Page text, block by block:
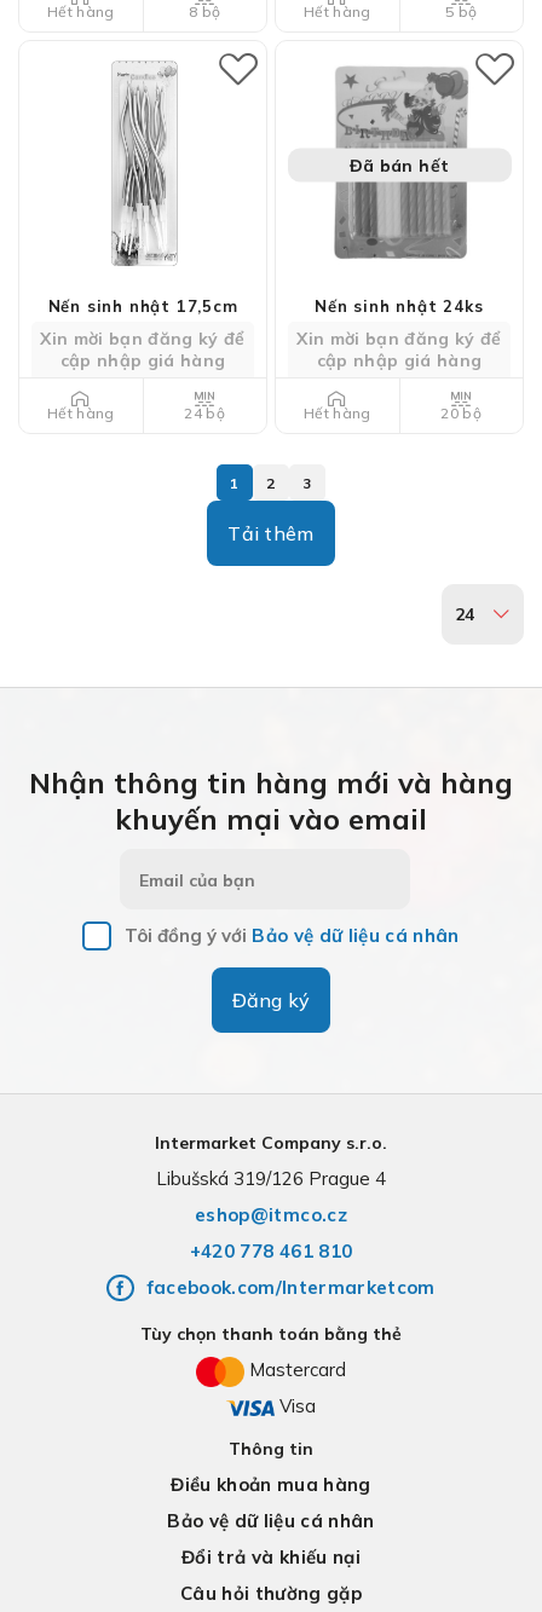
Hết hàng 8 bộ Hết hàng 5 bộ
Nến sinh nhật 17,5cm
Xin mời bạn đăng ký để
cập nhập giá hàng
Hết hàng 24 bộ
Đã bán hết
Nến sinh nhật 24ks
Xin mời bạn đăng ký để
cập nhập giá hàng
Hết hàng 20 bộ
Tải thêm
1 2 3
24
Nhận thông tin hàng mới và hàng
khuyến mại vào email
Tôi đồng ý với Bảo vệ dữ liệu cá nhân
Đăng ký
Intermarket Company s.r.o.
Libušská 319/126 Prague 4
eshop@itmco.cz
+420 778 461 810
facebook.com/Intermarketcom
Thông tin
Điều khoản mua hàng
Bảo vệ dữ liệu cá nhân
Đổi trả và khiếu nại
Câu hỏi thường gặp
Tùy chọn thanh toán bằng thẻ
Mastercard
Visa